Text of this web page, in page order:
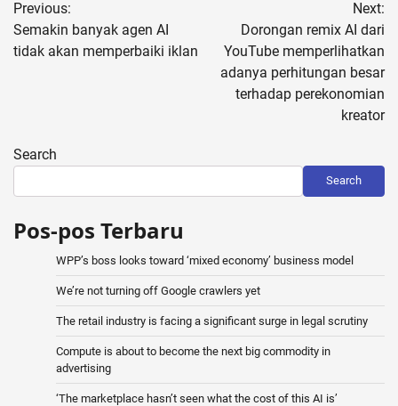
navigation
Previous:
Semakin banyak agen AI
tidak akan memperbaiki iklan
Next:
Dorongan remix AI dari
YouTube memperlihatkan
adanya perhitungan besar
terhadap perekonomian
kreator
Search
Search
Pos-pos Terbaru
WPP’s boss looks toward ‘mixed economy’ business model
We’re not turning off Google crawlers yet
The retail industry is facing a significant surge in legal scrutiny
Compute is about to become the next big commodity in
advertising
‘The marketplace hasn’t seen what the cost of this AI is’